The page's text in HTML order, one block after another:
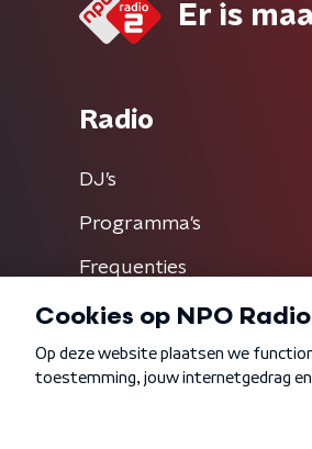
Er is
Radio
DJ’s
Programma's
Frequenties
Algemene voorwaarden